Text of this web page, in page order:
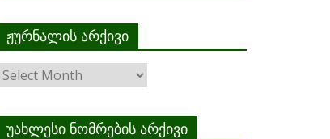
ჟურნალის არქივი
ჟურნალის
უახლესი ნომრების არქივი